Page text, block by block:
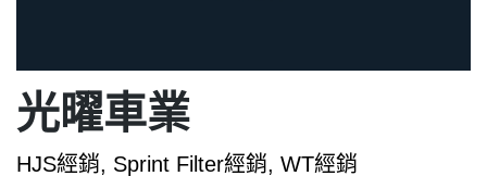
光曜車業
HJS經銷, Sprint Filter經銷, WT經銷